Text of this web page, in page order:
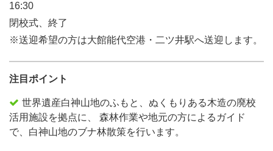
16:30
閉校式、終了
※送迎希望の方は大館能代空港・二ツ井駅へ送迎します。
注目ポイント
世界遺産白神山地のふもと、ぬくもりある木造の廃校
活用施設を拠点に、 森林作業や地元の方によるガイド
で、白神山地のブナ林散策を行います。